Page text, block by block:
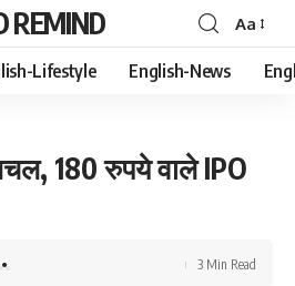
REMIND
Font
Resizer
Aa
Lifestyle English-News
180 रुपये वाले IPO
3 Min Read